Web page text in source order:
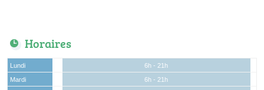
Horaires
Lundi
6h - 21h
Mardi
6h - 21h